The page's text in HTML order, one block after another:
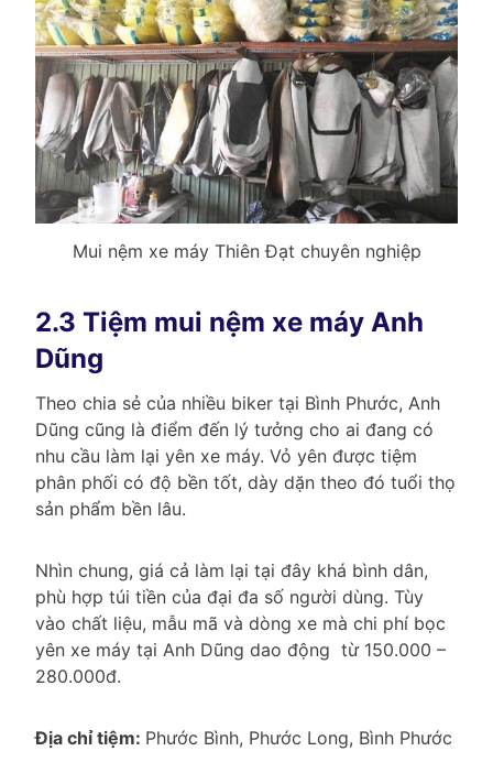
Mui nệm xe máy Thiên Đạt chuyên nghiệp
2.3 Tiệm mui nệm xe máy Anh
Dũng
Theo chia sẻ của nhiều biker tại Bình Phước, Anh
Dũng cũng là điểm đến lý tưởng cho ai đang có
nhu cầu làm lại yên xe máy. Vỏ yên được tiệm
phân phối có độ bền tốt, dày dặn theo đó tuổi thọ
sản phẩm bền lâu.
Nhìn chung, giá cả làm lại tại đây khá bình dân,
phù hợp túi tiền của đại đa số người dùng. Tùy
vào chất liệu, mẫu mã và dòng xe mà chi phí bọc
yên xe máy tại Anh Dũng dao động từ 150.000 –
280.000đ.
Địa chỉ tiệm: Phước Bình, Phước Long, Bình Phước